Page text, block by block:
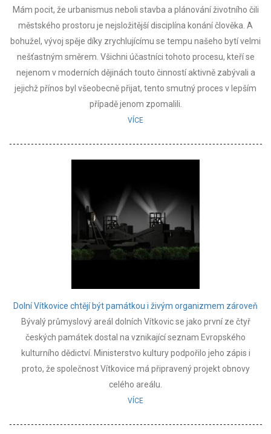
Mám pocit, že urbanismus neboli stavba a plánování životního čili
městského prostoru je nejsložitější disciplína konání člověka. A
bohužel, vývoj spěje díky zrychlujícímu se tempu našeho bytí velmi
nešťastným směrem. Všichni účastníci tohoto procesu, kteří se
nejenom v moderních dějinách touto činností aktivně zabývali a
jejichž přínos byl všeobecně přijat, tento smutný proces v lepším
případě jenom zpomalili.
VÍCE
Dolní Vítkovice chtějí být památkou i živým organizmem zároveň
Bývalý průmyslový areál dolních Vítkovic se jako první ze čtyř
českých památek dostal na vznikající seznam Evropského
kulturního dědictví. Ministerstvo kultury podpořilo jeho zápis i
proto, že společnost Vítkovice má připravený projekt obnovy
celého areálu.
VÍCE